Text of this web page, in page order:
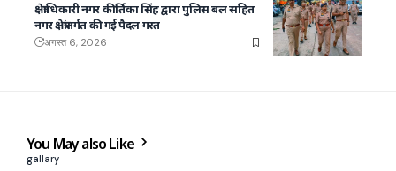
क्षेत्राधिकारी नगर कीर्तिका सिंह द्वारा पुलिस बल सहित
नगर क्षेत्रांतर्गत की गई पैदल गस्त
अगस्त 6, 2026
You May also Like
gallary